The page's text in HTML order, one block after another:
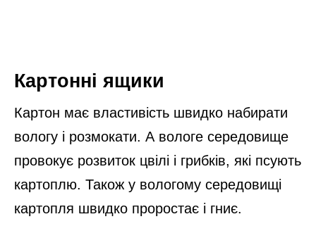
Картонні ящики
Картон має властивість швидко набирати
вологу і розмокати. А вологе середовище
провокує розвиток цвілі і грибків, які псують
картоплю. Також у вологому середовищі
картопля швидко проростає і гниє.